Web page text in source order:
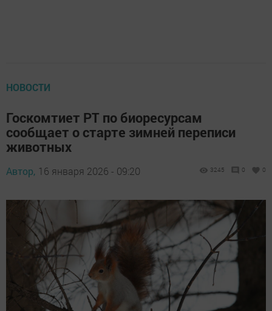
НОВОСТИ
Госкомтиет РТ по биоресурсам
сообщает о старте зимней переписи
животных
Автор, 16 января 2026 - 09:20 3245 0 0